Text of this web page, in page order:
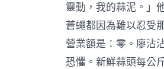
靈動，我的蒜泥。」
蒼蠅都因為難以忍受
營業額是：零。廖沾
恐懼。新鮮蒜頭每公